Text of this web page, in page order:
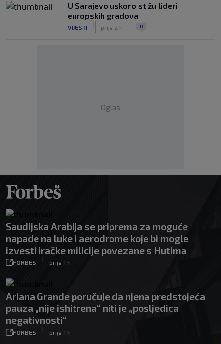
U Sarajevo uskoro stižu lideri
europskih gradova
VIJESTI prije 2 h 0
Oglas
Saudijska Arabija se priprema za moguće
napade na luke i aerodrome koje bi mogle
izvesti iračke milicije povezane s Hutima
FORBES
|
prije 1 h
Ariana Grande poručuje da njena predstojeća
pauza „nije ishitrena“ niti je „posljedica
negativnosti“
FORBES
|
prije 1 h